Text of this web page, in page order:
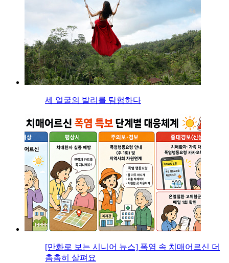
세 얼굴의 발리를 탐험하다
[만화로 보는 시니어 뉴스] 폭염 속 치매어르신 더
촘촘히 살펴요